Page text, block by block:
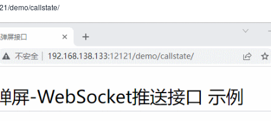
demo/callstate/